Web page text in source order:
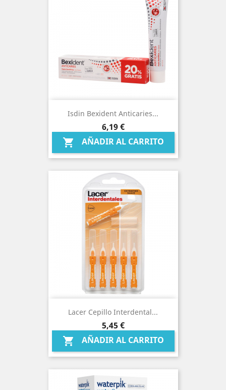
Isdin Bexident Anticaries...
Precio
6,19 €
 AÑADIR AL CARRITO
Lacer Cepillo Interdental...
Precio
5,45 €
 AÑADIR AL CARRITO